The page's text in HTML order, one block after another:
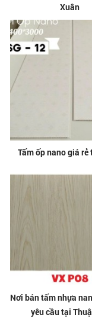
Xuân
Tấm ốp nano giá rẻ
Nơi bán tấm nhựa
yêu cầu tại